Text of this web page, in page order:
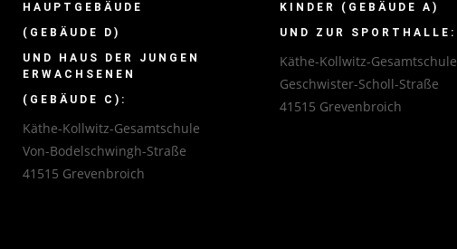
HAUPTGEBÄUDE
(GEBÄUDE D)
UND HAUS DER JUNGEN
ERWACHSENEN
(GEBÄUDE C):
Käthe-Kollwitz-Gesamtschule
Von-Bodelschwingh-Straße
41515 Grevenbroich
KINDER (GEBÄUDE A)
UND ZUR SPORTHALLE:
Käthe-Kollwitz-Gesamtschule
Geschwister-Scholl-Straße
41515 Grevenbroich